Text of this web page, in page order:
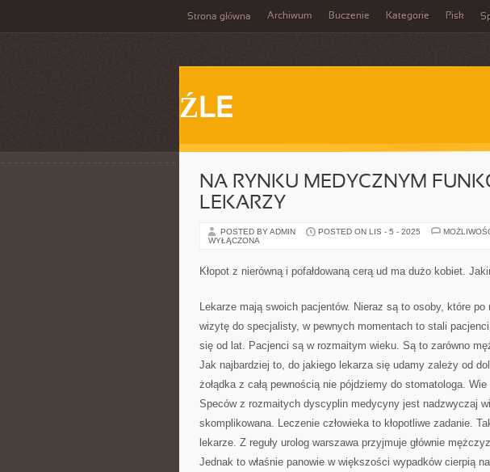
Strona główna Archiwum Buczenie Kategorie Pisk
ŹLE
NA RYNKU MEDYCZNYM
LEKARZY
POSTED BY ADMIN POSTED ON LIS - 5 - 2025
WYŁĄCZONA
Kłopot z nierówną i pofałdowaną cerą ud ma dużo kobiet.
Lekarze mają swoich pacjentów. Nieraz są to osoby, które
wizytę do specjalisty, w pewnych momentach to stali
się od lat. Pacjenci są w rozmaitym wieku. Są to zarówno
Jak najbardziej to, do jakiego lekarza się udamy zależy od
żołądka z całą pewnością nie pójdziemy do stomatologa.
Speców z rozmaitych dyscyplin medycyny jest nadzwyczaj
skomplikowana. Leczenie człowieka to kłopotliwe zadanie.
lekarze. Z reguły urolog warszawa przyjmuje głównie
Jednak to właśnie panowie w większości wypadków cierpią